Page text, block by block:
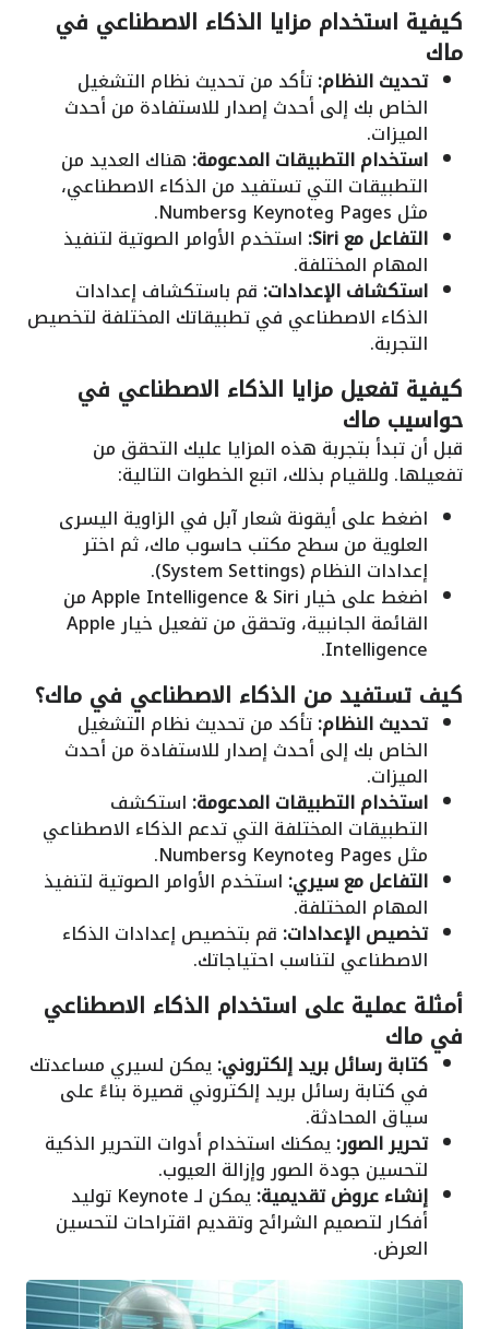
كيفية استخدام مزايا الذكاء الاصطناعي في
ماك
تحديث النظام:تأكد من تحديث نظام التشغيل
الخاص بك إلى أحدث إصدار للاستفادة من أحدث
الميزات.
استخدام التطبيقات المدعومة: هناك العديد من
التطبيقات التي تستفيد من الذكاء الاصطناعي،
مثل Pages وKeynote وNumbers.
التفاعل مع Siri: استخدم الأوامر الصوتية لتنفيذ
المهام المختلفة.
استكشاف الإعدادات: قم باستكشاف إعدادات
الذكاء الاصطناعي في تطبيقاتك المختلفة لتخصيص
التجربة.
كيفية تفعيل مزايا الذكاء الاصطناعي في
حواسيب ماك
قبل أن تبدأ بتجربة هذه المزايا عليك التحقق من
تفعيلها. وللقيام بذلك، اتبع الخطوات التالية:
اضغط على أيقونة شعار آبل في الزاوية اليسرى
العلوية من سطح مكتب حاسوب ماك، ثم اختر
إعدادات النظام (System Settings).
اضغط على خيار Apple Intelligence & Siri من
القائمة الجانبية، وتحقق من تفعيل خيار Apple
Intelligence.
كيف تستفيد من الذكاء الاصطناعي في ماك؟
تحديث النظام:تأكد من تحديث نظام التشغيل
الخاص بك إلى أحدث إصدار للاستفادة من أحدث
الميزات.
استخدام التطبيقات المدعومة: استكشف
التطبيقات المختلفة التي تدعم الذكاء الاصطناعي
مثل Pages وKeynote وNumbers.
التفاعل مع سيري: استخدم الأوامر الصوتية لتنفيذ
المهام المختلفة.
تخصيص الإعدادات: قم بتخصيص إعدادات الذكاء
الاصطناعي لتناسب احتياجاتك.
أمثلة عملية على استخدام الذكاء الاصطناعي
في ماك
كتابة رسائل بريد إلكتروني:يمكن لسيري مساعدتك
في كتابة رسائل بريد إلكتروني قصيرة بناءً على
سياق المحادثة.
تحرير الصور:يمكنك استخدام أدوات التحرير الذكية
لتحسين جودة الصور وإزالة العيوب.
إنشاء عروض تقديمية: يمكن لـ Keynote توليد
أفكار لتصميم الشرائح وتقديم اقتراحات لتحسين
العرض.